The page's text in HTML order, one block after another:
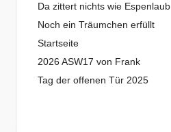
Da zittert nichts wie Espenlaub
Noch ein Träumchen erfüllt
Startseite
2026 ASW17 von Frank
Tag der offenen Tür 2025